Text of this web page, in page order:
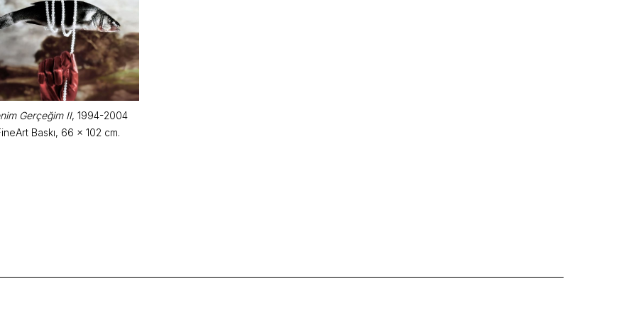
Gerçeğim II, 1994-2004
Baskı, 66 x 102 cm.